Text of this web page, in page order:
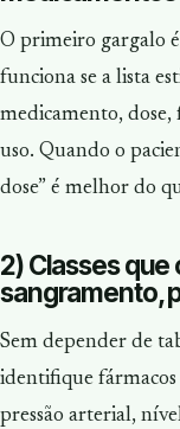
O primeiro gargalo
funciona se a lista
medicamento,
uso. Quando o
dose” é melhor do
2) Classes
sangramento,
Sem depender de
identifique
pressão arterial,